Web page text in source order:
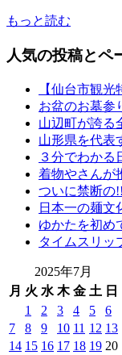
もっと読む
人気の投稿とペ
【仙台市観
お盆のお墓参
山辺町が誇る
山形県を代表
３分でわかる
着物やさんが
ついに禁断の
日本一の麺文
ゆかたを初め
タイムスリッ
2025年7月
月 火 水 木 金 土 日
1
2 3 4 5
6
7
8 9 10 11 12 13
14 15 16 17 18 19 20